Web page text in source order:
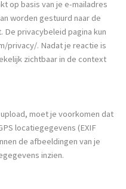
op basis van je e-mailadres
worden gestuurd naar de
De privacybeleid pagina kun
privacy/. Nadat je reactie is
zichtbaar in de context
moet je voorkomen dat
locatiegegevens (EXIF
de afbeeldingen van je
inzien.